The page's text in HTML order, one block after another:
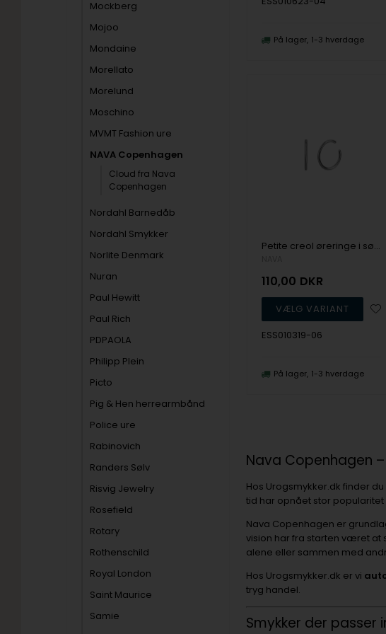
Mockberg
Mojoo
Mondaine
Morellato
Morelund
Moschino
MVMT Fashion ure
NAVA Copenhagen
Cloud fra Nava
Copenhagen
Nordahl Barnedåb
Nordahl Smykker
Norlite Denmark
Nuran
Paul Hewitt
Paul Rich
PDPAOLA
Philipp Plein
Picto
Pig & Hen herrearmbånd
Police ure
Rabinovich
Randers Sølv
Risvig Jewelry
Rosefield
Rotary
Rothenschild
Royal London
Saint Maurice
Samie
På lager 1-3 hverdage
Petite creol øreringe i sølv fra NAVA Copenhagen
110,00 DKR
ESS010319-06
På lager 1-3 hverdage
Nava Copenhagen
Hos Urogsmykker.dk finder
tid har opnået stor
Nava Copenhagen er
vision har fra starten været
alene eller sammen med
Hos Urogsmykker.dk er vi
tryg handel.
Smykker der